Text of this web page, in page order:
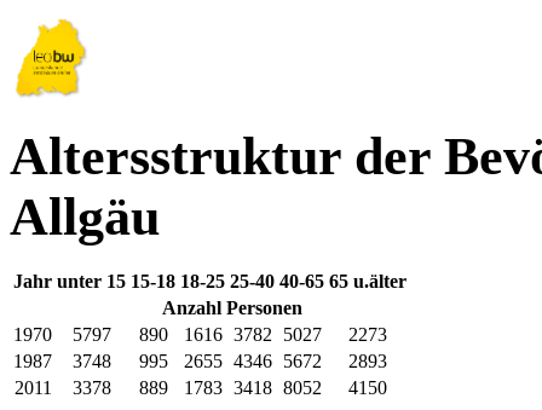
Altersstruktur der
Allgäu
Jahr unter 15 15-18 18-25 25-40 40-65 65 u.älter
Anzahl Personen
1970
5797 890 1616 3782 5027
2273
1987
3748 995 2655 4346 5672
2893
2011
3378 889 1783 3418 8052 4150